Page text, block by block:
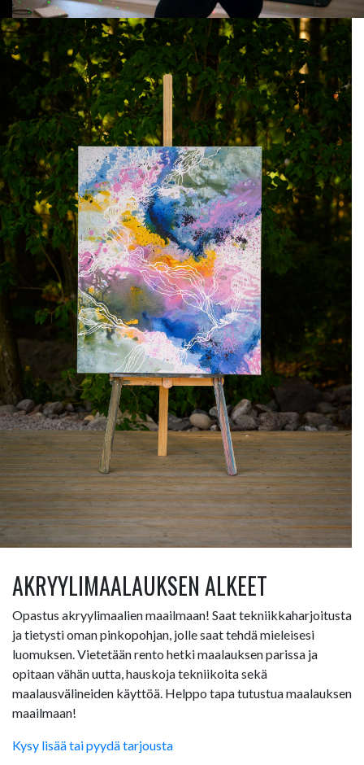
AKRYYLIMAALAUKSEN ALKEET
Opastus akryylimaalien maailmaan! Saat tekniikkaharjoitusta
ja tietysti oman pinkopohjan, jolle saat tehdä mieleisesi
luomuksen. Vietetään rento hetki maalauksen parissa ja
opitaan vähän uutta, hauskoja tekniikoita sekä
maalausvälineiden käyttöä. Helppo tapa tutustua maalauksen
maailmaan!
Kysy lisää tai pyydä tarjousta